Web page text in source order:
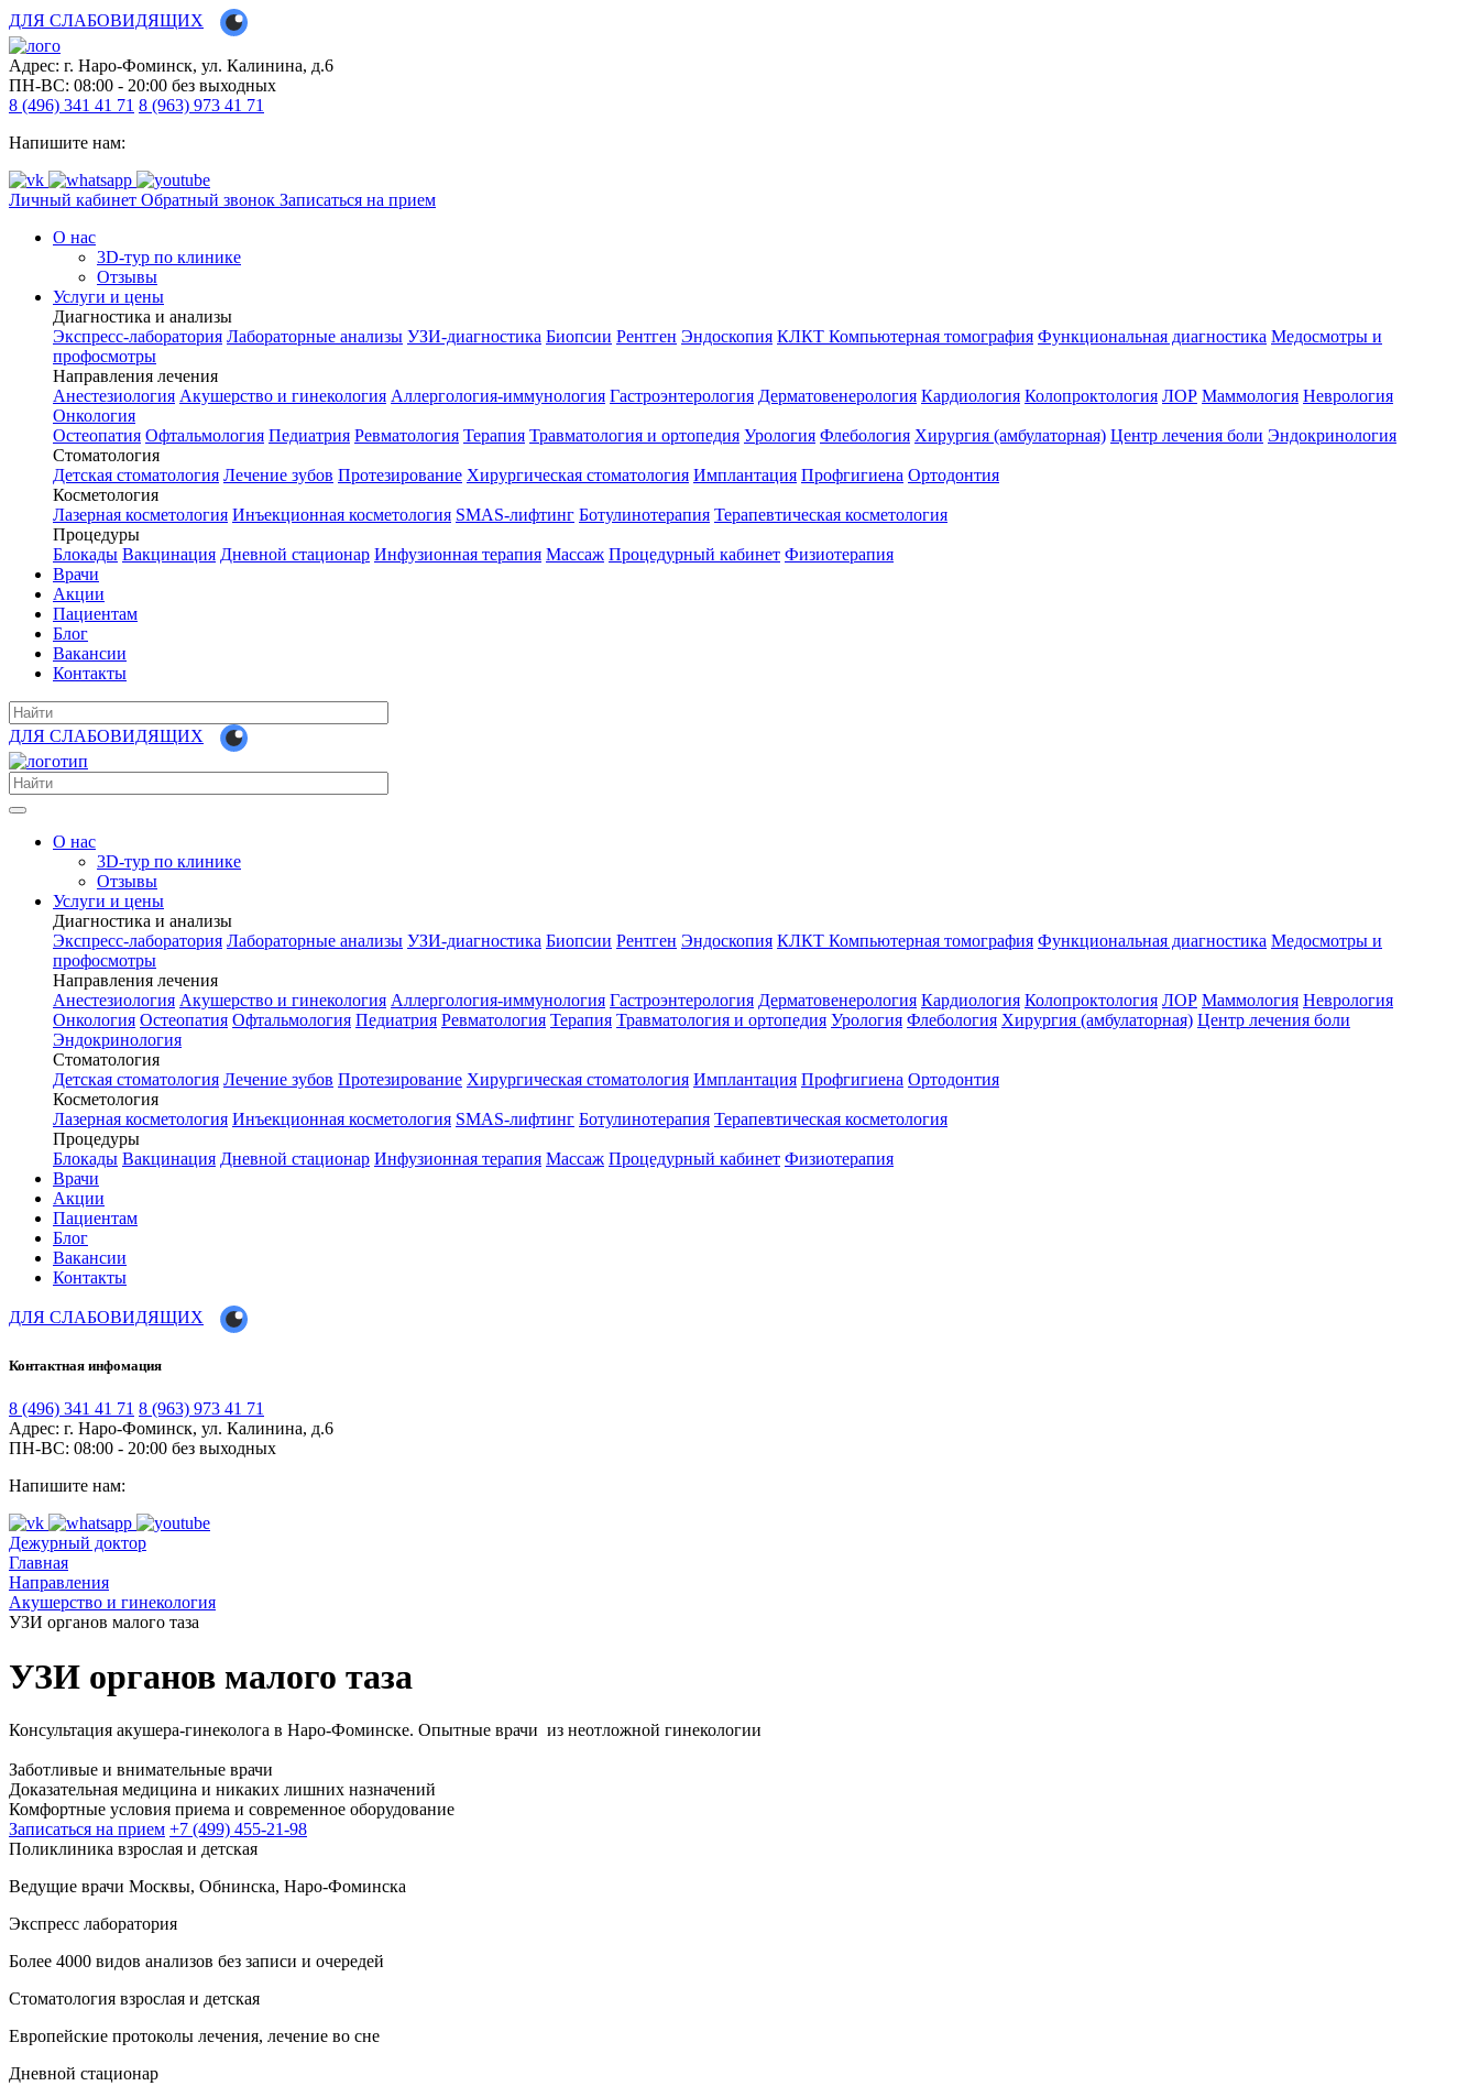
ДЛЯ СЛАБОВИДЯЩИХ
Адрес: г. Наро-Фоминск, ул. Калинина, д.6
ПН-ВС: 08:00 - 20:00 без выходных
8 (496) 341 41 71 8 (963) 973 41 71
Напишите нам:
Личный кабинет Обратный звонок Записаться на прием
О нас
3D-тур по клинике
Отзывы
Услуги и цены
Диагностика и анализы
Экспресс-лаборатория Лабораторные анализы УЗИ-диагностика Биопсии Рентген Эндоскопия КЛКТ Компьютерная томография Функциональная диагностика Медосмотры и
профосмотры
Направления лечения
Анестезиология Акушерство и гинекология Аллергология-иммунология Гастроэнтерология Дерматовенерология Кардиология Колопроктология ЛОР Маммология Неврология
Онкология
Остеопатия Офтальмология Педиатрия Ревматология Терапия Травматология и ортопедия Урология Флебология Хирургия (амбулаторная) Центр лечения боли Эндокринология
Стоматология
Детская стоматология Лечение зубов Протезирование Хирургическая стоматология Имплантация Профгигиена Ортодонтия
Косметология
Лазерная косметология Инъекционная косметология SMAS-лифтинг Ботулинотерапия Терапевтическая косметология
Процедуры
Блокады Вакцинация Дневной стационар Инфузионная терапия Массаж Процедурный кабинет Физиотерапия
Врачи
Акции
Пациентам
Блог
Вакансии
Контакты
ДЛЯ СЛАБОВИДЯЩИХ
О нас
3D-тур по клинике
Отзывы
Услуги и цены
Диагностика и анализы
Экспресс-лаборатория Лабораторные анализы УЗИ-диагностика Биопсии Рентген Эндоскопия КЛКТ Компьютерная томография Функциональная диагностика Медосмотры и
профосмотры
Направления лечения
Анестезиология Акушерство и гинекология Аллергология-иммунология Гастроэнтерология Дерматовенерология Кардиология Колопроктология ЛОР Маммология Неврология
Онкология Остеопатия Офтальмология Педиатрия Ревматология Терапия Травматология и ортопедия Урология Флебология Хирургия (амбулаторная) Центр лечения боли
Эндокринология
Стоматология
Детская стоматология Лечение зубов Протезирование Хирургическая стоматология Имплантация Профгигиена Ортодонтия
Косметология
Лазерная косметология Инъекционная косметология SMAS-лифтинг Ботулинотерапия Терапевтическая косметология
Процедуры
Блокады Вакцинация Дневной стационар Инфузионная терапия Массаж Процедурный кабинет Физиотерапия
Врачи
Акции
Пациентам
Блог
Вакансии
Контакты
ДЛЯ СЛАБОВИДЯЩИХ
Контактная инфомация
8 (496) 341 41 71 8 (963) 973 41 71
Адрес: г. Наро-Фоминск, ул. Калинина, д.6
ПН-ВС: 08:00 - 20:00 без выходных
Напишите нам:
Дежурный доктор
Главная
Направления
Акушерство и гинекология
УЗИ органов малого таза
УЗИ органов малого таза
Консультация акушера-гинеколога в Наро-Фоминске. Опытные врачи из неотложной гинекологии
Заботливые и внимательные врачи
Доказательная медицина и никаких лишних назначений
Комфортные условия приема и современное оборудование
Записаться на прием +7 (499) 455-21-98
Поликлиника взрослая и детская
Ведущие врачи Москвы, Обнинска, Наро-Фоминска
Экспресс лаборатория
Более 4000 видов анализов без записи и очередей
Стоматология взрослая и детская
Европейские протоколы лечения, лечение во сне
Дневной стационар